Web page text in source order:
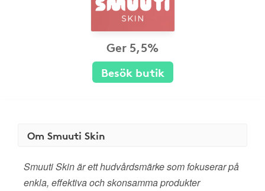
Ger 5,5%
Besök butik
Om Smuuti Skin
Smuuti Skin är ett hudvårdsmärke som fokuserar på
enkla, effektiva och skonsamma produkter